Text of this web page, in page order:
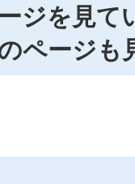
ジを見て
ページも